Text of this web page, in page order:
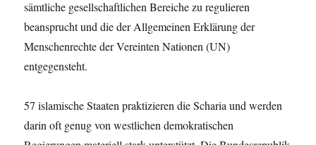
sämtliche gesellschaftlichen Bereiche zu regulieren
beansprucht und die der Allgemeinen Erklärung der
Menschenrechte der Vereinten Nationen (UN)
entgegensteht.
57 islamische Staaten praktizieren die Scharia und werden
darin oft genug von westlichen demokratischen